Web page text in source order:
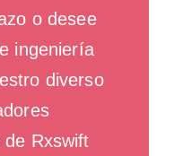
o desee
ingeniería
diverso
Rxswift